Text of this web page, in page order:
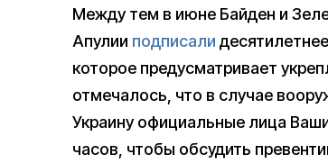
Между тем в июне Байден и
Апулии подписали
которое предусматривает
отмечалось, что в случае
Украину официальные лица
часов, чтобы обсудить